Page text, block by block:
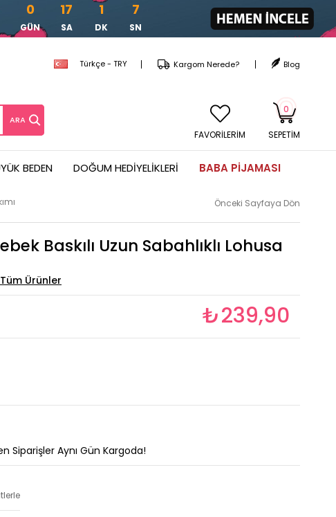
0
GÜN
17
SA
1
DK
5
SN
Türkçe - TRY Blog
Kargom Nerede?
SEPETIM
0
FAVORİLERİM
BEDEN DOĞUM HEDIYELIKLERI BABA PIJAMASI
Önceki Sayfaya Dön
Baskılı Uzun Sabahlıklı Lohusa
₺239,90
Siparişler Aynı Gün Kargoda!